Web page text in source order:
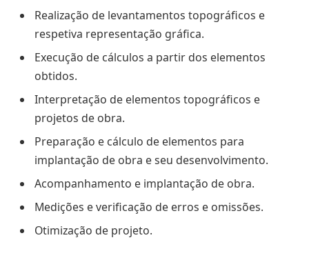
Realização de levantamentos topográficos e
respetiva representação gráfica.
Execução de cálculos a partir dos elementos
obtidos.
Interpretação de elementos topográficos e
projetos de obra.
Preparação e cálculo de elementos para
implantação de obra e seu desenvolvimento.
Acompanhamento e implantação de obra.
Medições e verificação de erros e omissões.
Otimização de projeto.